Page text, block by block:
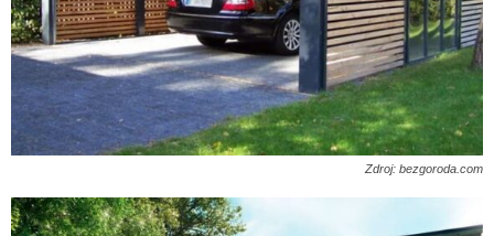
Zdroj: bezgoroda.com